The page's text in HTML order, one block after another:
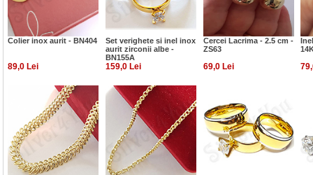
Colier inox aurit - BN404
Set verighete si inel inox
aurit zirconii albe -
BN155A
Cercei Lacrima - 2.5 cm -
ZS63
89,0 Lei 159,0 Lei 69,0 Lei